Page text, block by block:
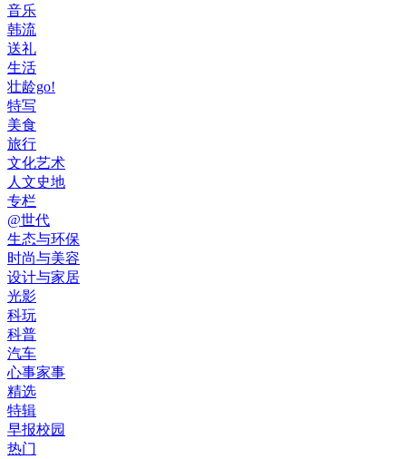
音乐
韩流
送礼
生活
壮龄go!
特写
美食
旅行
文化艺术
人文史地
专栏
@世代
生态与环保
时尚与美容
设计与家居
光影
科玩
科普
汽车
心事家事
精选
特辑
早报校园
热门